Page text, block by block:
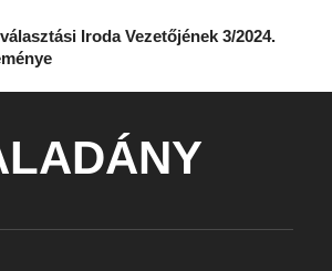
Iroda Vezetőjének 3/2024.